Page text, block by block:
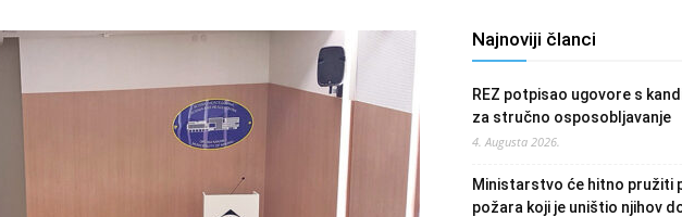
Najnoviji članci
REZ potpisao ugovore s
za stručno osposobljavanje
4. Augusta 2026.
Ministarstvo će hitno pružiti
požara koji je uništio njihov